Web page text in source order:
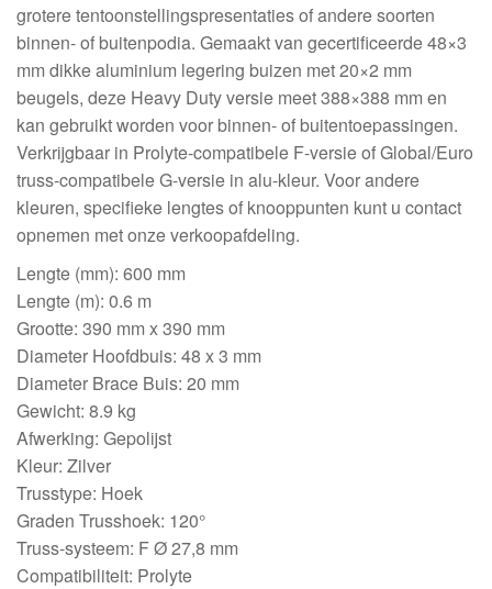
grotere tentoonstellingspresentaties of andere soorten
binnen- of buitenpodia. Gemaakt van gecertificeerde 48×3
mm dikke aluminium legering buizen met 20×2 mm
beugels, deze Heavy Duty versie meet 388×388 mm en
kan gebruikt worden voor binnen- of buitentoepassingen.
Verkrijgbaar in Prolyte-compatibele F-versie of Global/Euro
truss-compatibele G-versie in alu-kleur. Voor andere
kleuren, specifieke lengtes of knooppunten kunt u contact
opnemen met onze verkoopafdeling.
Lengte (mm): 600 mm
Lengte (m): 0.6 m
Grootte: 390 mm x 390 mm
Diameter Hoofdbuis: 48 x 3 mm
Diameter Brace Buis: 20 mm
Gewicht: 8.9 kg
Afwerking: Gepolijst
Kleur: Zilver
Trusstype: Hoek
Graden Trusshoek: 120°
Truss-systeem: F Ø 27,8 mm
Compatibiliteit: Prolyte